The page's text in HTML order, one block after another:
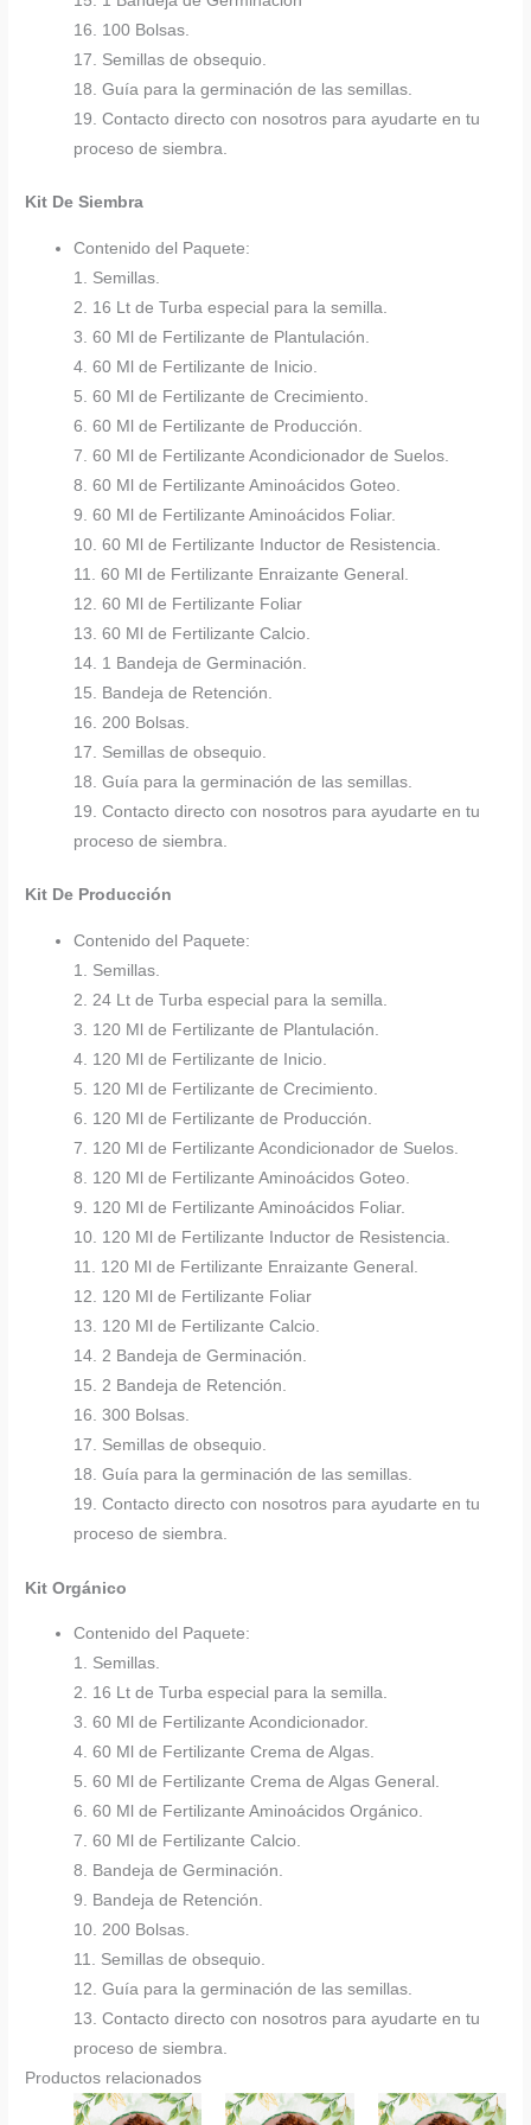
16. 100 Bolsas.
17. Semillas de obsequio.
18. Guía para la germinación de las semillas.
19. Contacto directo con nosotros para ayudarte en tu
proceso de siembra.
Kit De Siembra
Contenido del Paquete:
1. Semillas.
2. 16 Lt de Turba especial para la semilla.
3. 60 Ml de Fertilizante de Plantulación.
4. 60 Ml de Fertilizante de Inicio.
5. 60 Ml de Fertilizante de Crecimiento.
6. 60 Ml de Fertilizante de Producción.
7. 60 Ml de Fertilizante Acondicionador de Suelos.
8. 60 Ml de Fertilizante Aminoácidos Goteo.
9. 60 Ml de Fertilizante Aminoácidos Foliar.
10. 60 Ml de Fertilizante Inductor de Resistencia.
11. 60 Ml de Fertilizante Enraizante General.
12. 60 Ml de Fertilizante Foliar
13. 60 Ml de Fertilizante Calcio.
14. 1 Bandeja de Germinación.
15. Bandeja de Retención.
16. 200 Bolsas.
17. Semillas de obsequio.
18. Guía para la germinación de las semillas.
19. Contacto directo con nosotros para ayudarte en tu
proceso de siembra.
Kit De Producción
Contenido del Paquete:
1. Semillas.
2. 24 Lt de Turba especial para la semilla.
3. 120 Ml de Fertilizante de Plantulación.
4. 120 Ml de Fertilizante de Inicio.
5. 120 Ml de Fertilizante de Crecimiento.
6. 120 Ml de Fertilizante de Producción.
7. 120 Ml de Fertilizante Acondicionador de Suelos.
8. 120 Ml de Fertilizante Aminoácidos Goteo.
9. 120 Ml de Fertilizante Aminoácidos Foliar.
10. 120 Ml de Fertilizante Inductor de Resistencia.
11. 120 Ml de Fertilizante Enraizante General.
12. 120 Ml de Fertilizante Foliar
13. 120 Ml de Fertilizante Calcio.
14. 2 Bandeja de Germinación.
15. 2 Bandeja de Retención.
16. 300 Bolsas.
17. Semillas de obsequio.
18. Guía para la germinación de las semillas.
19. Contacto directo con nosotros para ayudarte en tu
proceso de siembra.
Kit Orgánico
Contenido del Paquete:
1. Semillas.
2. 16 Lt de Turba especial para la semilla.
3. 60 Ml de Fertilizante Acondicionador.
4. 60 Ml de Fertilizante Crema de Algas.
5. 60 Ml de Fertilizante Crema de Algas General.
6. 60 Ml de Fertilizante Aminoácidos Orgánico.
7. 60 Ml de Fertilizante Calcio.
8. Bandeja de Germinación.
9. Bandeja de Retención.
10. 200 Bolsas.
11. Semillas de obsequio.
12. Guía para la germinación de las semillas.
13. Contacto directo con nosotros para ayudarte en tu
proceso de siembra.
Productos relacionados